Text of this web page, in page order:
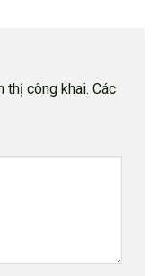
thị công khai. Các